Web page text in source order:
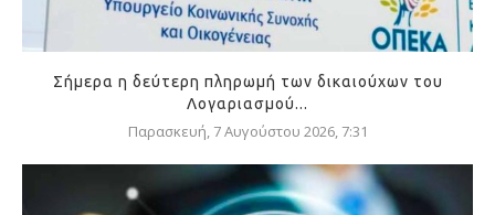
Σήμερα η δεύτερη πληρωμή των δικαιούχων του
Λογαριασμού...
Παρασκευή, 7 Αυγούστου 2026, 7:31